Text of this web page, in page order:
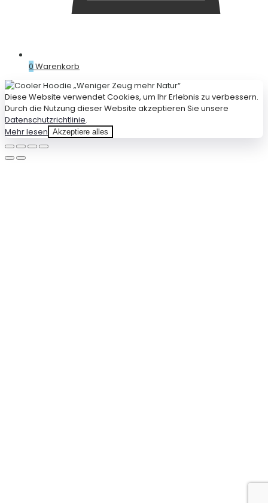
0 Warenkorb
Diese Website verwendet Cookies, um Ihr Erlebnis zu verbessern.
Durch die Nutzung dieser Website akzeptieren Sie unsere
Datenschutzrichtlinie.
Mehr lesen Akzeptiere alles